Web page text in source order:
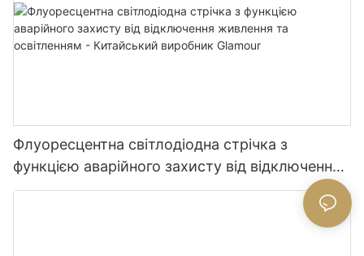
Флуоресцентна світлодіодна стрічка з
функцією аварійного захисту від відключення
живлення та освітленням - Китайський